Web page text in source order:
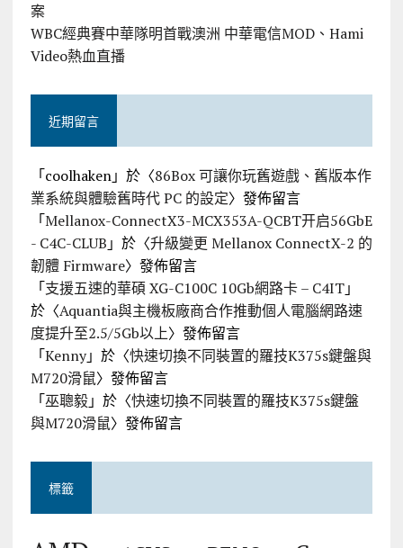
案
WBC經典賽中華隊明首戰澳洲 中華電信MOD、Hami
Video熱血直播
近期留言
「coolhaken」於〈86Box 可讓你玩舊遊戲、舊版本作
業系統與體驗舊時代 PC 的設定〉發佈留言
「Mellanox-ConnectX3-MCX353A-QCBT开启56GbE
- C4C-CLUB 」於〈升級變更 Mellanox ConnectX-2 的
韌體 Firmware〉發佈留言
「支援五速的華碩 XG-C100C 10Gb網路卡 – C4IT」
於〈Aquantia與主機板廠商合作推動個人電腦網路速
度提升至2.5/5Gb以上〉發佈留言
「Kenny」於〈快速切換不同裝置的羅技K375s鍵盤與
M720滑鼠〉發佈留言
「巫聰毅」於〈快速切換不同裝置的羅技K375s鍵盤
與M720滑鼠〉發佈留言
標籤